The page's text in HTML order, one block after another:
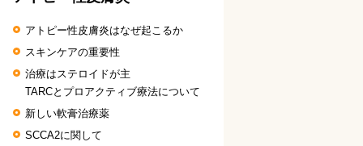
アトピー性皮膚炎はなぜ起こるか
スキンケアの重要性
治療はステロイドが主
TARCとプロアクティブ療法について
新しい軟膏治療薬
SCCA2に関して